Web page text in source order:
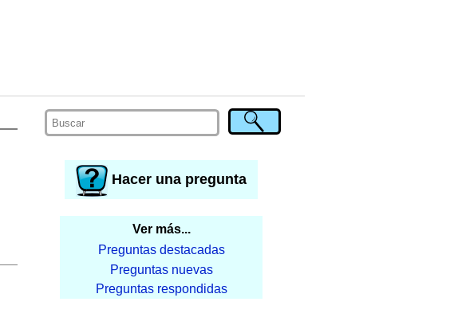
Hacer una pregunta
Ver más...
Preguntas destacadas
Preguntas nuevas
Preguntas respondidas